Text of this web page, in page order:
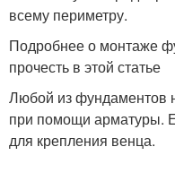
всему периметру.
Подробнее о монтаже
прочесть в этой статье
Любой из фундаментов
при помощи арматуры.
для крепления венца.